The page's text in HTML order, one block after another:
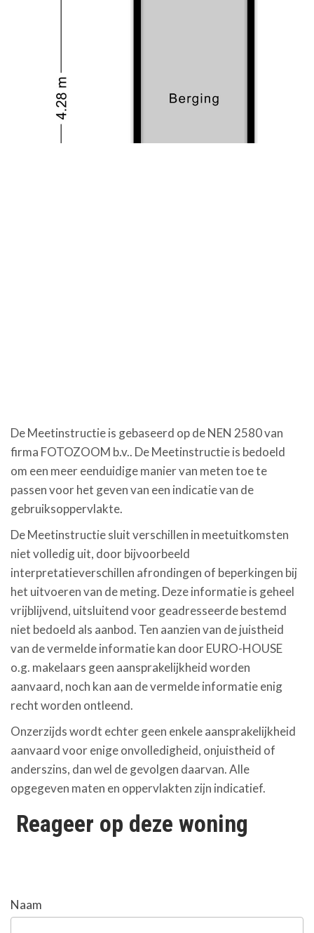
De Meetinstructie is gebaseerd op de NEN 2580 van
firma FOTOZOOM b.v.. De Meetinstructie is bedoeld
om een meer eenduidige manier van meten toe te
passen voor het geven van een indicatie van de
gebruiksoppervlakte.
De Meetinstructie sluit verschillen in meetuitkomsten
niet volledig uit, door bijvoorbeeld
interpretatieverschillen afrondingen of beperkingen bij
het uitvoeren van de meting. Deze informatie is geheel
vrijblijvend, uitsluitend voor geadresseerde bestemd
niet bedoeld als aanbod. Ten aanzien van de juistheid
van de vermelde informatie kan door EURO-HOUSE
o.g. makelaars geen aansprakelijkheid worden
aanvaard, noch kan aan de vermelde informatie enig
recht worden ontleend.
Onzerzijds wordt echter geen enkele aansprakelijkheid
aanvaard voor enige onvolledigheid, onjuistheid of
anderszins, dan wel de gevolgen daarvan. Alle
opgegeven maten en oppervlakten zijn indicatief.
Reageer op deze woning
Naam